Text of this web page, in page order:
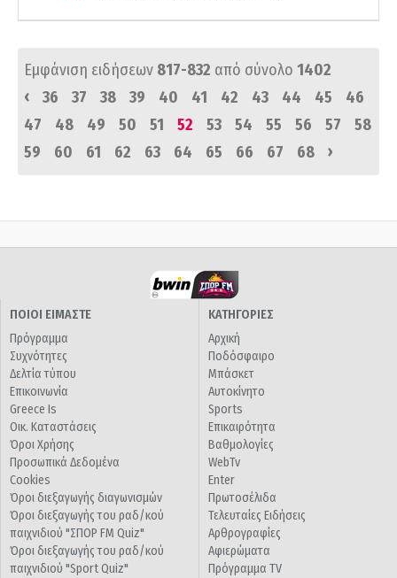
Εμφάνιση ειδήσεων 817-832 από σύνολο 1402
‹
36 37 38 39 40 41 42 43 44 45
46
47
48 49 50 51 52 53 54 55 56 57
58
59
60 61 62 63 64 65 66 67 68 ›
ΠΟΙΟΙ ΕΙΜΑΣΤΕ
Πρόγραμμα
Συχνότητες
Δελτία τύπου
Επικοινωνία
Greece Is
Οικ. Καταστάσεις
Όροι Χρήσης
Προσωπικά Δεδομένα
Cookies
Όροι διεξαγωγής διαγωνισμών
Όροι διεξαγωγής του ραδ/κού
παιχνιδιού "ΣΠΟΡ FM Quiz"
Όροι διεξαγωγής του ραδ/κού
παιχνιδιού "Sport Quiz"
ΚΑΤΗΓΟΡΙΕΣ
Αρχική
Ποδόσφαιρο
Μπάσκετ
Αυτοκίνητο
Sports
Επικαιρότητα
Βαθμολογίες
WebTv
Enter
Πρωτοσέλιδα
Τελευταίες Ειδήσεις
Αρθρογραφίες
Αφιερώματα
Πρόγραμμα TV